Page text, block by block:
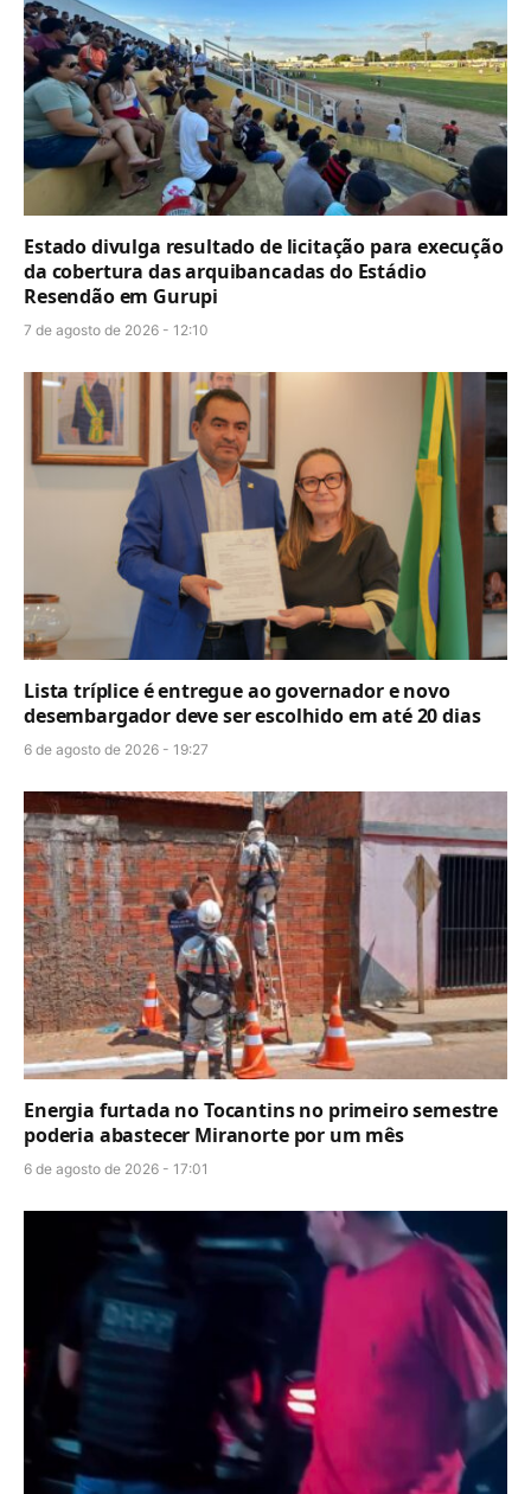
Estado divulga resultado de licitação para execução
da cobertura das arquibancadas do Estádio
Resendão em Gurupi
7 de agosto de 2026 - 12:10
Lista tríplice é entregue ao governador e novo
desembargador deve ser escolhido em até 20 dias
6 de agosto de 2026 - 19:27
Energia furtada no Tocantins no primeiro semestre
poderia abastecer Miranorte por um mês
6 de agosto de 2026 - 17:01